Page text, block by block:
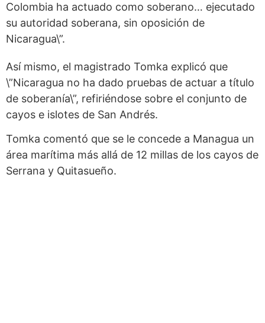
Colombia ha actuado como soberano… ejecutado
su autoridad soberana, sin oposición de
Nicaragua\”.
Así mismo, el magistrado Tomka explicó que
\”Nicaragua no ha dado pruebas de actuar a título
de soberanía\”, refiriéndose sobre el conjunto de
cayos e islotes de San Andrés.
Tomka comentó que se le concede a Managua un
área marítima más allá de 12 millas de los cayos de
Serrana y Quitasueño.